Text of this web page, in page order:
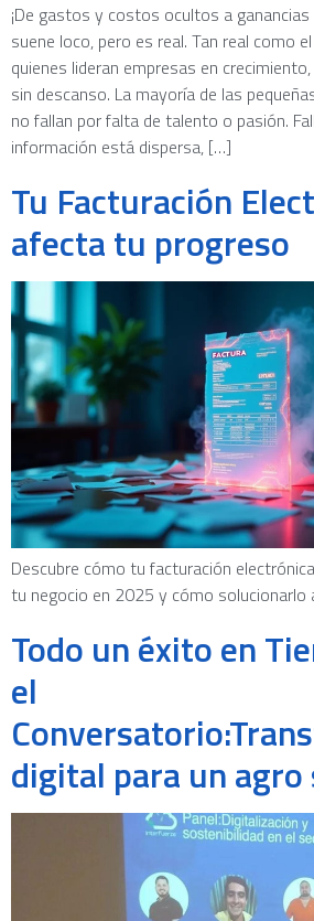
¡De gastos y costos ocultos a
suene loco, pero es real. Tan real como
quienes lideran empresas en
sin descanso. La mayoría de las
no fallan por falta de talento o pasión.
información está dispersa, […]
Tu Facturación
afecta tu progreso
Descubre cómo tu facturación
tu negocio en 2025 y cómo solucionarlo
Todo un éxito en
el
digital para un